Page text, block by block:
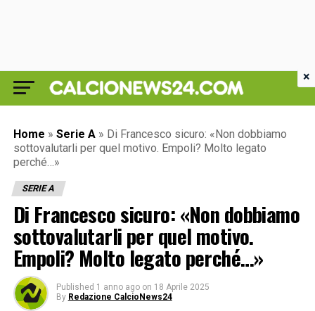
Home » Serie A » Di Francesco sicuro: «Non dobbiamo
sottovalutarli per quel motivo. Empoli? Molto legato
perché…»
SERIE A
Di Francesco sicuro: «Non dobbiamo
sottovalutarli per quel motivo.
Empoli? Molto legato perché…»
Published 1 anno ago on 18 Aprile 2025
By Redazione CalcioNews24
×